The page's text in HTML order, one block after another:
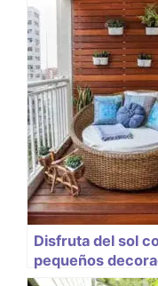
Disfruta del sol
pequeños